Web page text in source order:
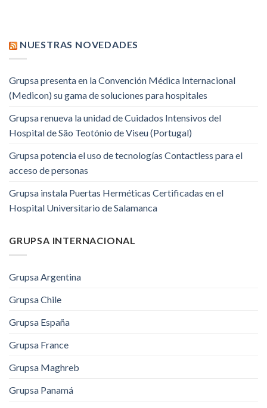
NUESTRAS NOVEDADES
Grupsa presenta en la Convención Médica Internacional
(Medicon) su gama de soluciones para hospitales
Grupsa renueva la unidad de Cuidados Intensivos del
Hospital de São Teotónio de Viseu (Portugal)
Grupsa potencia el uso de tecnologías Contactless para el
acceso de personas
Grupsa instala Puertas Herméticas Certificadas en el
Hospital Universitario de Salamanca
GRUPSA INTERNACIONAL
Grupsa Argentina
Grupsa Chile
Grupsa España
Grupsa France
Grupsa Maghreb
Grupsa Panamá